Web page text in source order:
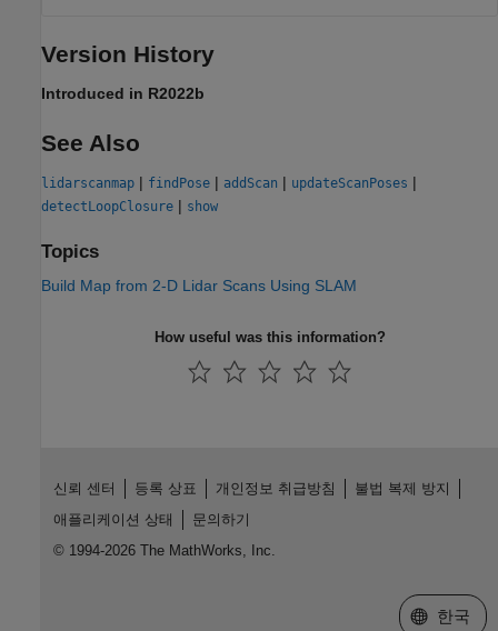
Version History
Introduced in R2022b
See Also
lidarscanmap | findPose | addScan | updateScanPoses |
detectLoopClosure | show
Topics
Build Map from 2-D Lidar Scans Using SLAM
How useful was this information?
신뢰 센터 등록 상표 개인정보 취급방침
불법 복제 방지
애플리케이션 상태
문의하기
© 1994-2026 The MathWorks, Inc.
웹사이트
한국